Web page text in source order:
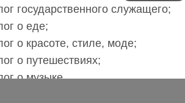
государственного служащего;
о еде;
о красоте, стиле, моде;
о путешествиях;
о музыке